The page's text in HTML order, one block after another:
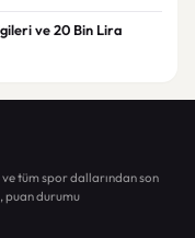
ve 20 Bin Lira
tüm spor dallarından son
puan durumu